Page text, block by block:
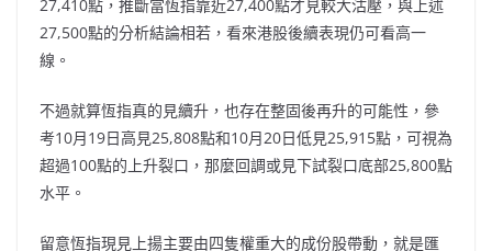
27,410點，推斷當恆指靠近27,400點才見較大沽壓，與上述
27,500點的分析結論相若，看來港股後續表現仍可看高一
線。
不過就算恆指真的見續升，也存在整固後再升的可能性，參
考10月19日高見25,808點和10月20日低見25,915點，可視為
超過100點的上升裂口，那麼回調或見下試裂口底部25,800點
水平。
留意恆指現見上揚主要由四隻權重大的成份股帶動，就是匯